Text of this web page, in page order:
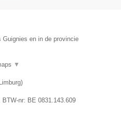
Guignies en in de provincie
▼
Limburg)
BTW-nr: BE 0831.143.609